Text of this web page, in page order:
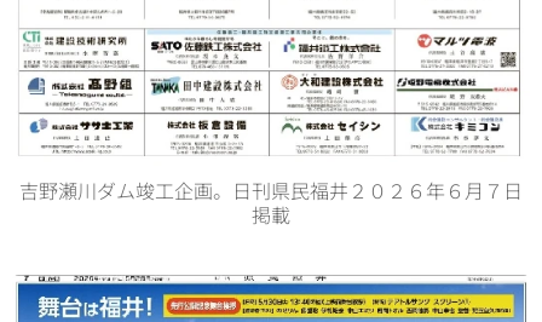
吉野瀬川ダム竣工企画。日刊県民福井２０２６年６月７日
掲載